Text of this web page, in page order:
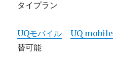
タイプラン
UQモバイル UQ mobile
替可能